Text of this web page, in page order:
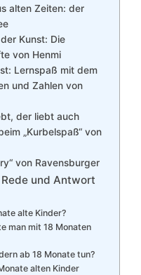
alten Zeiten: der
Kunst: Die
von Henmi
Lernspaß mit dem
und Zahlen von
der liebt auch
„Kurbelspaß“ von
von Ravensburger
und Antwort
alte Kinder?
man mit 18 Monaten
ab 18 Monate tun?
alten Kinder